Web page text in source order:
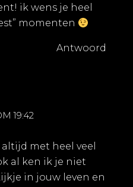
ik wens je heel
momenten
Antwoord
19:42
met heel veel
al ken ik je niet
in jouw leven en